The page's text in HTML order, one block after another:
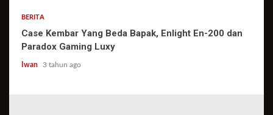
BERITA
Case Kembar Yang Beda Bapak, Enlight En-200 dan
Paradox Gaming Luxy
Iwan 3 tahun ago